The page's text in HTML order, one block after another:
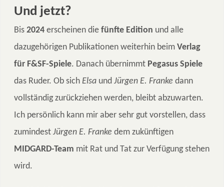
Und jetzt?
Bis 2024 erscheinen die fünfte Edition und alle
dazugehörigen Publikationen weiterhin beim Verlag
für F&SF-Spiele. Danach übernimmt Pegasus Spiele
das Ruder. Ob sich Elsa und Jürgen E. Franke dann
vollständig zurückziehen werden, bleibt abzuwarten.
Ich persönlich kann mir aber sehr gut vorstellen, dass
zumindest Jürgen E. Franke dem zukünftigen
MIDGARD-Team mit Rat und Tat zur Verfügung stehen
wird.